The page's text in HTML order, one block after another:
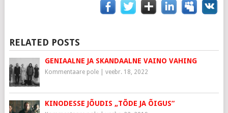
RELATED POSTS
GENIAALNE JA SKANDAALNE VAINO VAHING
Kommentaare pole| veebr. 18, 2022
KINODESSE JÕUDIS „TÕDE JA ÕIGUS“